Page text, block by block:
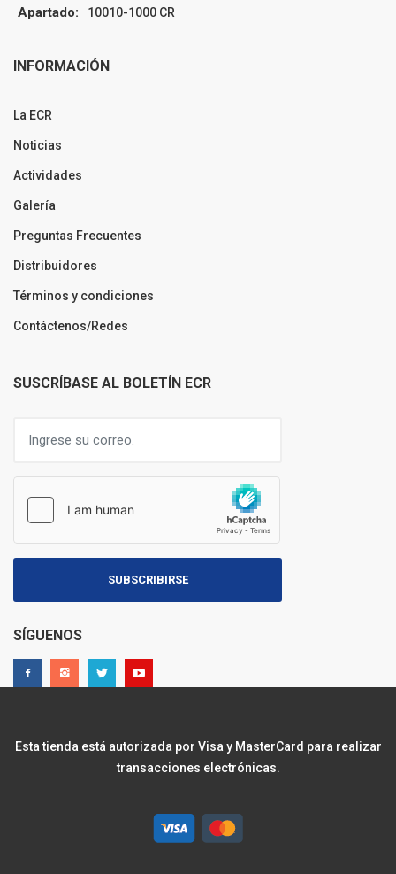
Apartado: 10010-1000 CR
INFORMACIÓN
La ECR
Noticias
Actividades
Galería
Preguntas Frecuentes
Distribuidores
Términos y condiciones
Contáctenos/Redes
SUSCRÍBASE AL BOLETÍN ECR
SUBSCRIBIRSE
SÍGUENOS
Esta tienda está autorizada por Visa y MasterCard para realizar
transacciones electrónicas.